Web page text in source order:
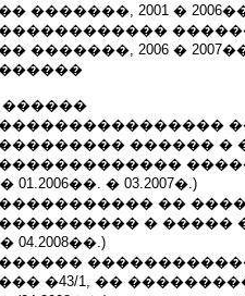
�������, 2001 �
������������
�������, 2006 �
������ �
� 01.2006��. � 03.2007�.)
����������� ��
���������� �
� 04.2008��.)
������
�43/1, ��